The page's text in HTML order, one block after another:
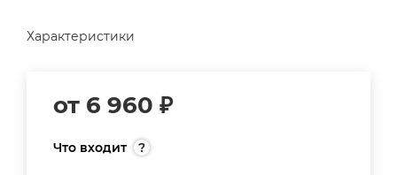
Характеристики
от 6 960 ₽
Что входит